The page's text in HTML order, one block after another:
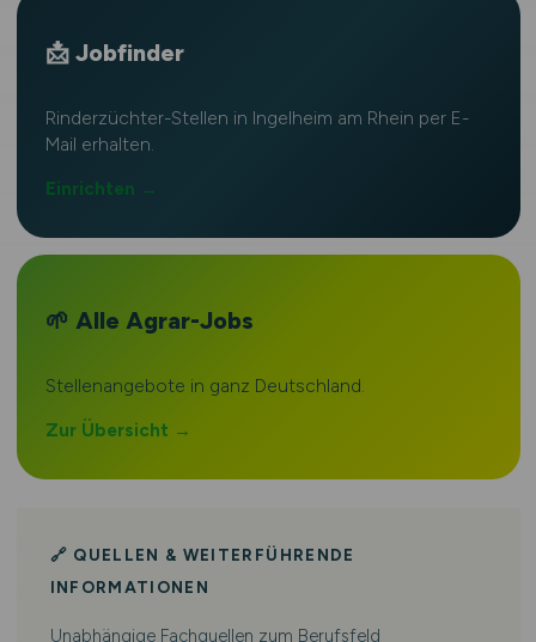
📩 Jobfinder
Rinderzüchter-Stellen in Ingelheim am Rhein per E-
Mail erhalten.
Einrichten →
🌱 Alle Agrar-Jobs
Stellenangebote in ganz Deutschland.
Zur Übersicht →
🔗 QUELLEN & WEITERFÜHRENDE
INFORMATIONEN
Unabhängige Fachquellen zum Berufsfeld